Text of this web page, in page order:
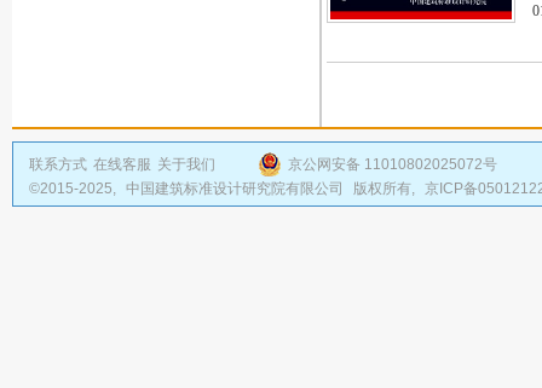
联系方式 在线客服 关于我们
京公网安备 11010802025072号
©2015-2025, 中国建筑标准设计研究院有限公司 版权所有, 京ICP备